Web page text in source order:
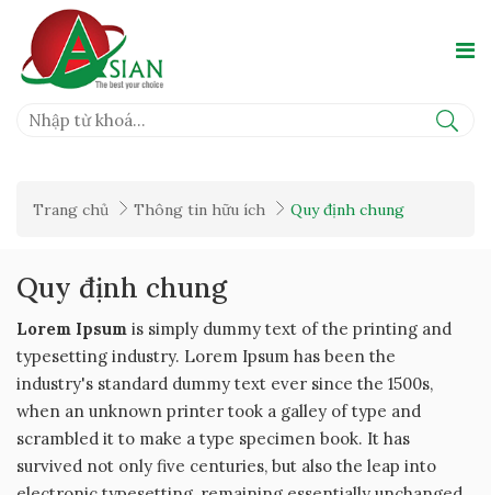
Trang chủ Thông tin hữu ích Quy định chung
Quy định chung
Lorem Ipsum is simply dummy text of the printing and
typesetting industry. Lorem Ipsum has been the
industry's standard dummy text ever since the 1500s,
when an unknown printer took a galley of type and
scrambled it to make a type specimen book. It has
survived not only five centuries, but also the leap into